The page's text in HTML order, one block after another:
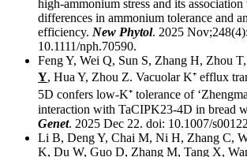
high-ammonium stress and its
differences in ammonium tolerance and
efficiency. New Phytol. 2025
10.1111/nph.70590.
Feng Y, Wei Q, Sun S, Zhang H, Zhou
Y, Hua Y, Zhou Z. Vacuolar K⁺ efflux
5D confers low-K⁺ tolerance of
interaction with TaCIPK23-4D in bread
Genet. 2025 Dec 22. doi: 10.1007/
Li B, Deng Y, Chai M, Ni H, Zhang C,
K, Du W, Guo D, Zhang M, Tang X,